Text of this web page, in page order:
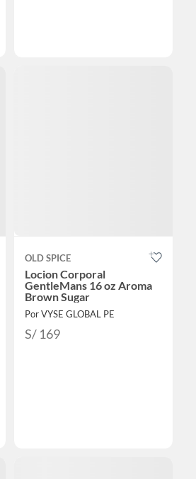
OLD SPICE
Locion Corporal
GentleMans 16 oz Aroma
Brown Sugar
Por VYSE GLOBAL PE
S/ 169